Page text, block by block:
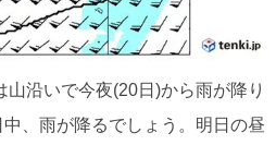
沿いで今夜(20日)から雨が降り
、雨が降るでしょう。明日の昼